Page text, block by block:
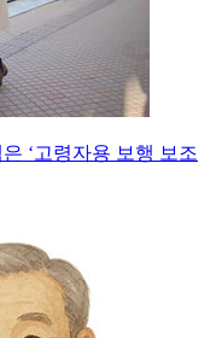
‘고령자용 보행 보조